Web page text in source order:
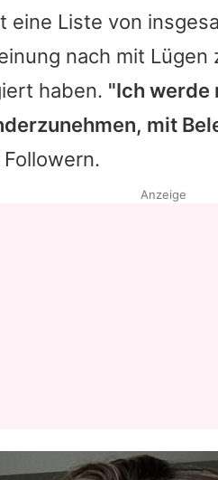
eine Liste von
nach mit Lügen
haben. "Ich werde
mit
Anzeige